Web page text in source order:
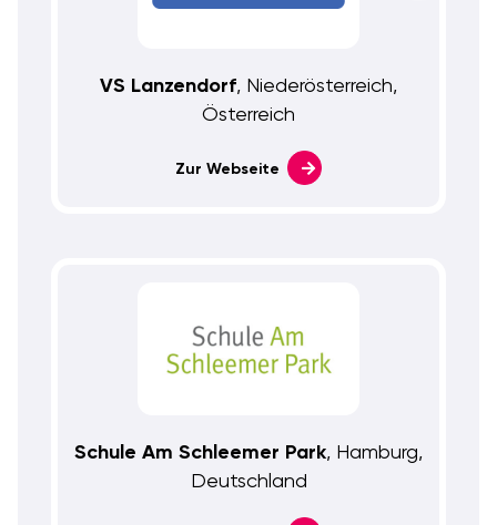
VS Lanzendorf, Niederösterreich,
Österreich
Zur Webseite
Schule Am Schleemer Park, Hamburg,
Deutschland